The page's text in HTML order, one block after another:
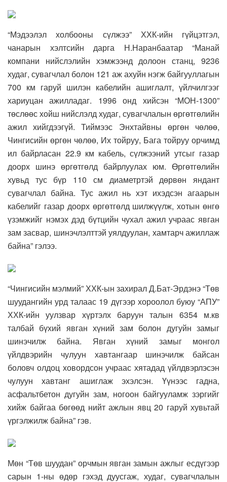
“Мэдээлэл холбооны сүлжээ” ХХК-ийн гүйцэтгэл,
чанарын хэлтсийн дарга Н.Наранбаатар “Манай
компани нийслэлийн хэмжээнд долоон станц, 9236
худаг, сувагчлал болон 121 аж ахуйн нэгж байгууллагын
700 км гаруй шилэн кабелийн ашиглалт, үйлчилгээг
хариуцан ажилладаг. 1996 онд хийсэн “МОН-1300”
төслөөс хойш нийслэлд худаг, сувагчлалын өргөтгөлийн
ажил хийгдээгүй. Тиймээс Энхтайвны өргөн чөлөө,
Чингисийн өргөн чөлөө, Их тойруу, Бага тойруу орчимд
ил байрласан 22.9 км кабель, сүлжээний утсыг газар
доорх шинэ өргөтгөлд байрлуулах юм. Өргөтгөлийн
хувьд тус бүр 110 см диаметртэй дөрвөн яндант
сувагчлал байна. Тус ажил нь хэт ихэдсэн агаарын
кабелийг газар доорх өргөтгөлд шилжүүлж, хотын өнгө
үзэмжийг нэмэх дэд бүтцийн чухал ажил учраас явган
зам засвар, шинэчлэлттэй уялдуулан, хамтарч ажиллаж
байна” гэлээ.
“Чингисийн мэлмий” ХХК-ын захирал Д.Бат-Эрдэнэ “Төв
шуудангийн урд талаас 19 дүгээр хороолол буюу “АПУ”
ХХК-ийн уулзвар хүртэлх баруун талын 6354 м.кв
талбай бүхий явган хүний зам болон дугуйн замыг
шинэчилж байна. Явган хүний замыг монгол
үйлдвэрийн чулуун хавтангаар шинэчилж байсан
боловч олдоц ховордсон учраас хятадад үйлдвэрлэсэн
чулуун хавтанг ашиглаж эхэлсэн. Үүнээс гадна,
асфальтбетон дугуйн зам, ногоон байгууламж зэргийг
хийж байгаа бөгөөд нийт ажлын явц 20 гаруй хувьтай
үргэлжилж байна” гэв.
Мөн “Төв шуудан” орчмын явган замын ажлыг есдүгээр
сарын 1-ны өдөр гэхэд дуусгаж, худаг, сувагчлалын